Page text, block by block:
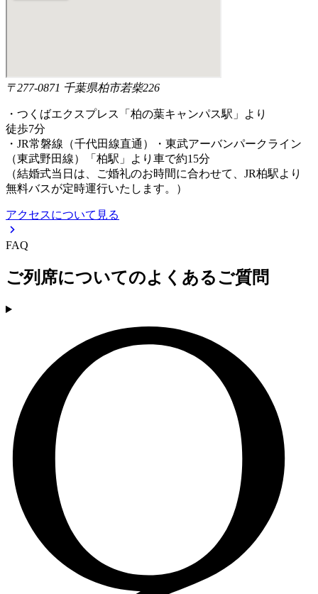
〒277-0871 千葉県柏市若柴226
・つくばエクスプレス「柏の葉キャンパス駅」より
徒歩7分
・JR常磐線（千代田線直通）・東武アーバンパークライン
（東武野田線）「柏駅」より車で約15分
（結婚式当日は、ご婚礼のお時間に合わせて、JR柏駅より
無料バスが定時運行いたします。）
アクセスについて見る
FAQ
ご列席についてのよくあるご質問